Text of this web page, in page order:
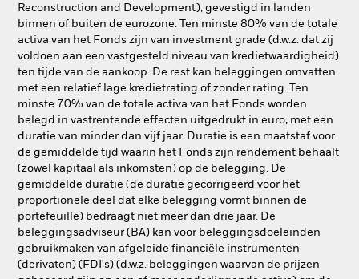
Reconstruction and Development), gevestigd in landen
binnen of buiten de eurozone. Ten minste 80% van de totale
activa van het Fonds zijn van investment grade (d.w.z. dat zij
voldoen aan een vastgesteld niveau van kredietwaardigheid)
ten tijde van de aankoop. De rest kan beleggingen omvatten
met een relatief lage kredietrating of zonder rating. Ten
minste 70% van de totale activa van het Fonds worden
belegd in vastrentende effecten uitgedrukt in euro, met een
duratie van minder dan vijf jaar. Duratie is een maatstaf voor
de gemiddelde tijd waarin het Fonds zijn rendement behaalt
(zowel kapitaal als inkomsten) op de belegging. De
gemiddelde duratie (de duratie gecorrigeerd voor het
proportionele deel dat elke belegging vormt binnen de
portefeuille) bedraagt niet meer dan drie jaar. De
beleggingsadviseur (BA) kan voor beleggingsdoeleinden
gebruikmaken van afgeleide financiële instrumenten
(derivaten) (FDI's) (d.w.z. beleggingen waarvan de prijzen